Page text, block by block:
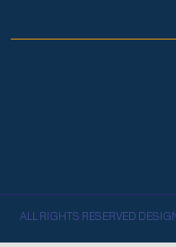
ALL RIGHTS RESERVED